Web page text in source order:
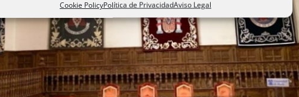
Cookie PolicyPolítica de PrivacidadAviso Legal